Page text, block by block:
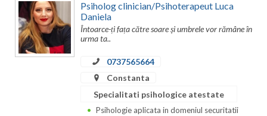
Hunedoara
Ialomita
Iasi
Psiholog clinician/Psihoterapeut Luca
Daniela
Întoarce-ți fața către soare și umbrele vor rămâne în
urma ta..
0737565664
Constanta
Specialitati psihologice atestate
Psihologie aplicata in domeniul securitatii